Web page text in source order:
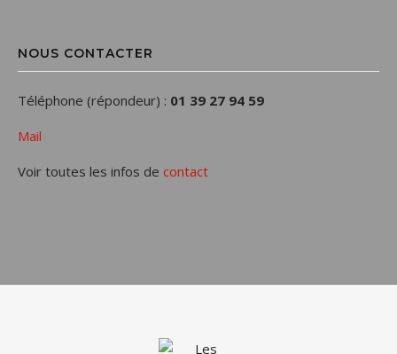
NOUS CONTACTER
Téléphone (répondeur) : 01 39 27 94 59
Mail
Voir toutes les infos de contact